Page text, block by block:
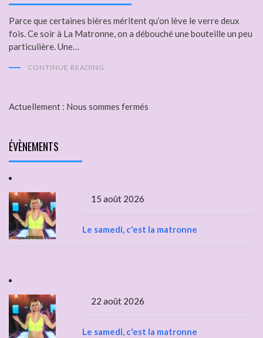
Parce que certaines bières méritent qu’on lève le verre deux
fois. Ce soir à La Matronne, on a débouché une bouteille un peu
particulière. Une…
CONTINUE READING
Actuellement : Nous sommes fermés
ÉVÈNEMENTS
15 août 2026
Le samedi, c'est la matronne
22 août 2026
Le samedi, c'est la matronne